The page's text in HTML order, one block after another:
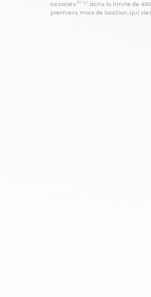
associés⁽³⁾ ⁽⁵⁾, dans la limite de
premiers mois de location, qui